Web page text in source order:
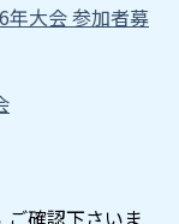
年大会 参加者募
ご確認下さいま